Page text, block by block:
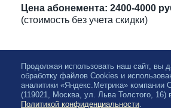
Цена абонемента: 2400-4000
(стоимость без учета скидки)
Продолжая использовать наш сайт, вы
обработку файлов Cookies и
аналитики «Яндекс.Метрика»
(119021, Москва, ул. Льва Толстого, 16)
Политикой конфиденциальности.